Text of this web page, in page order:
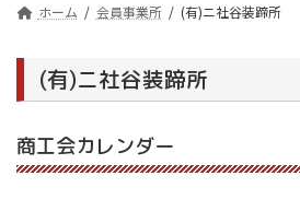
ホーム 会員事業所 (有)ニ社谷装蹄所
(有)ニ社谷装蹄所
商工会カレンダー